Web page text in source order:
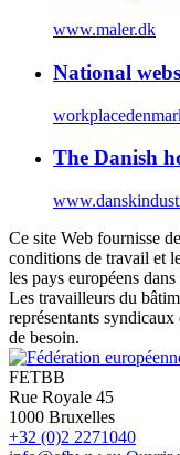
www.maler.dk
National
The Danish
Ce site Web fournisse
conditions de travail et
les pays européens
Les travailleurs du
représentants syndicaux
de besoin.
FETBB
Rue Royale 45
1000 Bruxelles
+32 (0)2 2271040